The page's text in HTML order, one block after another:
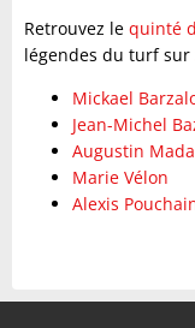
Retrouvez le quinté
légendes du turf sur
Mickael
Jean-Michel
Augustin
Marie Vélon
Alexis